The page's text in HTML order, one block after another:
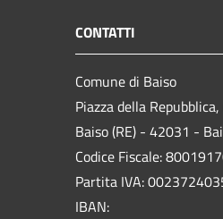
CONTATTI
Comune di Baiso
Piazza della
Baiso (RE) - 42031 -
Codice Fiscale:
Partita IVA:
IBAN: